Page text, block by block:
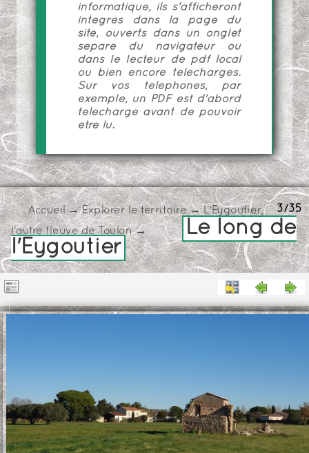
informatique, ils s'afficheront
intégrés dans la page du
site, ouverts dans un onglet
séparé du navigateur ou
dans le lecteur de pdf local
ou bien encore téléchargés.
Sur vos téléphones, par
exemple, un PDF est d'abord
téléchargé avant de pouvoir
être lu.
3/35
Accueil→Explorer le territoire→L'Eygoutier,
l'autre fleuve de Toulon→
Le long de
l'Eygoutier